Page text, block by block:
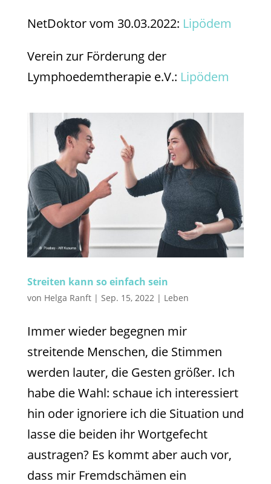
NetDoktor vom 30.03.2022: Lipödem
Verein zur Förderung der
Lymphoedemtherapie e.V.: Lipödem
Streiten kann so einfach sein
von Helga Ranft| Sep. 15, 2022| Leben
Immer wieder begegnen mir
streitende Menschen, die Stimmen
werden lauter, die Gesten größer. Ich
habe die Wahl: schaue ich interessiert
hin oder ignoriere ich die Situation und
lasse die beiden ihr Wortgefecht
austragen? Es kommt aber auch vor,
dass mir Fremdschämen ein